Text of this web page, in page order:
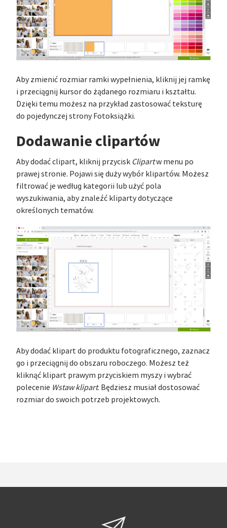
Aby zmienić rozmiar ramki wypełnienia, kliknij jej ramkę
i przeciągnij kursor do żądanego rozmiaru i kształtu.
Dzięki temu możesz na przykład zastosować teksturę
do pojedynczej strony Fotoksiążki.
Dodawanie clipartów
Aby dodać clipart, kliknij przycisk Clipartw menu po
prawej stronie. Pojawi się duży wybór klipartów. Możesz
filtrować je według kategorii lub użyć pola
wyszukiwania, aby znaleźć kliparty dotyczące
określonych tematów.
Aby dodać klipart do produktu fotograficznego, zaznacz
go i przeciągnij do obszaru roboczego. Możesz też
kliknąć klipart prawym przyciskiem myszy i wybrać
polecenie Wstaw klipart. Będziesz musiał dostosować
rozmiar do swoich potrzeb projektowych.